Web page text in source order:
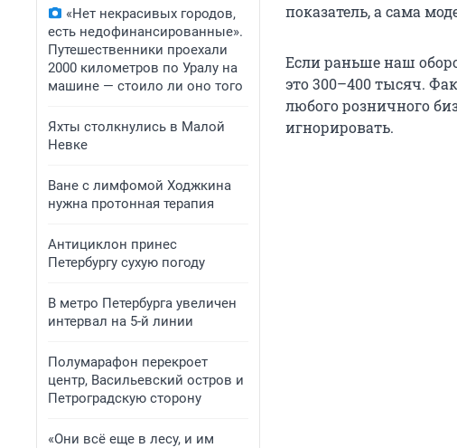
«Нет некрасивых городов,
есть недофинансированные».
Путешественники проехали
2000 километров по Уралу на
машине — стоило ли оно того
Яхты столкнулись в Малой
Невке
Ване с лимфомой Ходжкина
нужна протонная терапия
Антициклон принес
Петербургу сухую погоду
В метро Петербурга увеличен
интервал на 5-й линии
Полумарафон перекроет
центр, Васильевский остров и
Петроградскую сторону
«Они всё еще в лесу, и им
показатель, а сама
Если раньше наш
это 300–400 тысяч.
любого розничного
игнорировать.